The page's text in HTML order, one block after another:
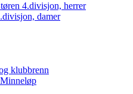
4.divisjon, herrer
damer
klubbrenn